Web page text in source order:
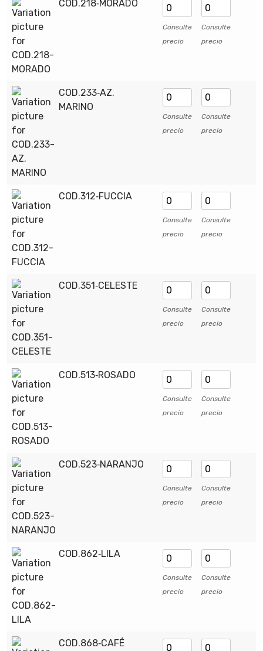
COD.218‑MORADO
Consulte
precio
Consulte
precio
COD.233‑AZ.
MARINO
Consulte
precio
Consulte
precio
COD.312‑FUCCIA
Consulte
precio
Consulte
precio
COD.351‑CELESTE
Consulte
precio
Consulte
precio
COD.513‑ROSADO
Consulte
precio
Consulte
precio
COD.523‑NARANJO
Consulte
precio
Consulte
precio
COD.862‑LILA
Consulte
precio
Consulte
precio
COD.868‑CAFÉ